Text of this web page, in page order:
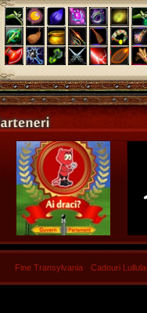
Fine Transylvania Cadouri Lullula